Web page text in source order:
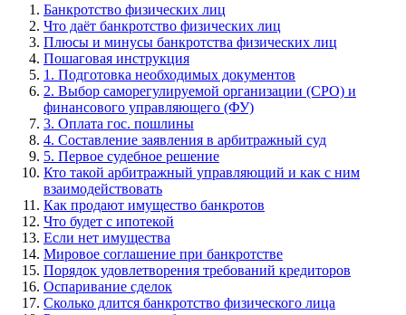
Банкротство физических лиц
Что даёт банкротство физических лиц
Плюсы и минусы банкротства физических лиц
Пошаговая инструкция
1. Подготовка необходимых документов
2. Выбор саморегулируемой организации (СРО) и
финансового управляющего (ФУ)
3. Оплата гос. пошлины
4. Составление заявления в арбитражный суд
5. Первое судебное решение
Кто такой арбитражный управляющий и как с ним
взаимодействовать
Как продают имущество банкротов
Что будет с ипотекой
Если нет имущества
Мировое соглашение при банкротстве
Порядок удовлетворения требований кредиторов
Оспаривание сделок
Сколько длится банкротство физического лица